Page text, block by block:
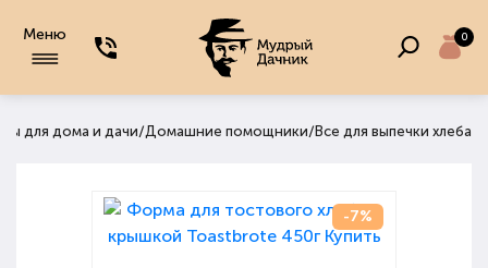
Меню 0
для дома и дачи/Домашние помощники/ Все для выпечки хлеба
-7%